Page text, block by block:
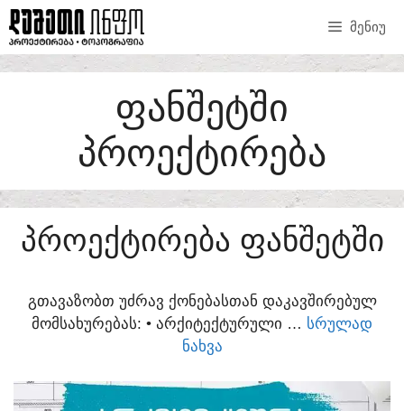
SKIP
TO
CONTENT
ᲛᲔᲜᲘᲣ
ᲤᲐᲜᲨᲔᲢᲨᲘ
ᲞᲠᲝᲔᲥᲢᲘᲠᲔᲑᲐ
ᲞᲠᲝᲔᲥᲢᲘᲠᲔᲑᲐ ᲤᲐᲜᲨᲔᲢᲨᲘ
ᲒᲗᲐᲕᲐᲖᲝᲑᲗ ᲣᲫᲠᲐᲕ ᲥᲝᲜᲔᲑᲐᲡᲗᲐᲜ ᲓᲐᲙᲐᲕᲨᲘᲠᲔᲑᲣᲚ
ᲛᲝᲛᲡᲐᲮᲣᲠᲔᲑᲐᲡ:​ • ᲐᲠᲥᲘᲢᲔᲥᲢᲣᲠᲣᲚᲘ … ᲡᲠᲣᲚᲐᲓ
ᲜᲐᲮᲕᲐ